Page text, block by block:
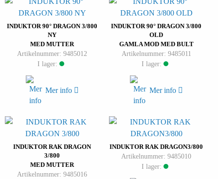
INDUKTOR 90° DRAGON 3/800
NY
MED MUTTER
Artikelnummer: 9485012
I lager:
Mer info
INDUKTOR 90° DRAGON 3/800
OLD
GAMLA MOD MED BULT
Artikelnummer: 9485011
I lager:
Mer info
INDUKTOR RAK DRAGON
3/800
MED MUTTER
Artikelnummer: 9485016
INDUKTOR RAK DRAGON3/800
Artikelnummer: 9485010
I lager: